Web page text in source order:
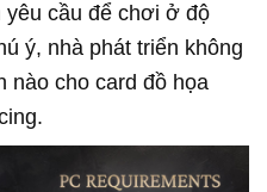
yêu cầu để chơi ở độ
ý, nhà phát triển không
nào cho card đồ họa